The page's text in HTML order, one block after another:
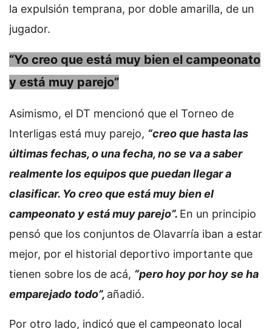
la expulsión temprana, por doble amarilla, de un
jugador.
“Yo creo que está muy bien el campeonato
y está muy parejo”
Asimismo, el DT mencionó que el Torneo de
Interligas está muy parejo, “creo que hasta las
últimas fechas, o una fecha, no se va a saber
realmente los equipos que puedan llegar a
clasificar. Yo creo que está muy bien el
campeonato y está muy parejo”. En un principio
pensó que los conjuntos de Olavarría iban a estar
mejor, por el historial deportivo importante que
tienen sobre los de acá, “pero hoy por hoy se ha
emparejado todo”, añadió.
Por otro lado, indicó que el campeonato local